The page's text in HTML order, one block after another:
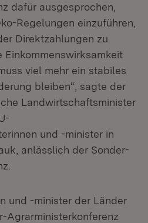
dafür ausgesprochen,
Regelungen einzuführen,
Direktzahlungen zu
Einkommenswirksamkeit
viel mehr ein stabiles
bleiben“, sagte der
Landwirtschaftsminister
und -minister in
anlässlich der Sonder-
und -minister der Länder
Agrarministerkonferenz